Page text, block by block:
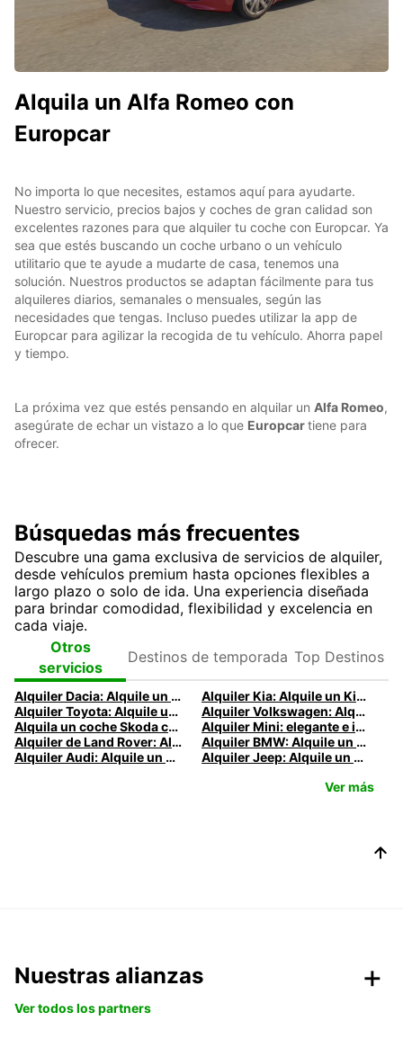
Alquila un Alfa Romeo con
Europcar
No importa lo que necesites, estamos aquí para ayudarte.
Nuestro servicio, precios bajos y coches de gran calidad son
excelentes razones para que alquiler tu coche con Europcar. Ya
sea que estés buscando un coche urbano o un vehículo
utilitario que te ayude a mudarte de casa, tenemos una
solución. Nuestros productos se adaptan fácilmente para tus
alquileres diarios, semanales o mensuales, según las
necesidades que tengas. Incluso puedes utilizar la app de
Europcar para agilizar la recogida de tu vehículo. Ahorra papel
y tiempo.
La próxima vez que estés pensando en alquilar un Alfa Romeo,
asegúrate de echar un vistazo a lo que Europcartiene para
ofrecer.
Búsquedas más frecuentes
Descubre una gama exclusiva de servicios de alquiler,
desde vehículos premium hasta opciones flexibles a
largo plazo o solo de ida. Una experiencia diseñada
para brindar comodidad, flexibilidad y excelencia en
cada viaje.
Otros
servicios
temporada
Destinos
Alquiler Dacia: Alquile un Dacia con Europcar
Alquiler Kia: Alquile un Kia con Europcar
Alquiler Toyota: Alquile un Toyota con Europcar
Alquiler Volkswagen: Alquile un VW con Europcar
Alquila un coche Skoda con Europcar
Alquiler Mini: elegante e icónico
Alquiler de Land Rover: Alquila un Land Rover con Europcar
Alquiler BMW: Alquile un BMW con Europcar
Alquiler Audi: Alquile un Audi con Europcar
Alquiler Jeep: Alquile un Jeep con Europcar
Ver más
Nuestras alianzas
Ver todos los partners